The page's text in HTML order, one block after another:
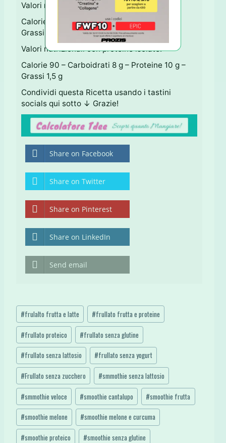
Valori nutrizionali:
Calorie 50 – Carboidrati 8 g – Proteine 1 g –
Grassi 1,5 g
Valori nutrizionali con proteine isolate:
Calorie 90 – Carboidrati 8 g – Proteine 10 g –
Grassi 1,5 g
Condividi questa Ricetta usando i tastini
socials qui sotto ↓ Grazie!
Share on Facebook
Share on Twitter
Share on Pinterest
Share on LinkedIn
Send email
Tag
articolo:
#frulalto frutta e latte #frullato frutta e proteine
#frullato proteico #frullato senza glutine
#frullato senza lattosio #frullato senza yogurt
#Frullato senza zucchero #smmothie senza lattosio
#smmothie veloce #smoothie cantalupo #smoothie frutta
#smoothie melone #smoothie melone e curcuma
#smoothie proteico #smoothie senza glutine